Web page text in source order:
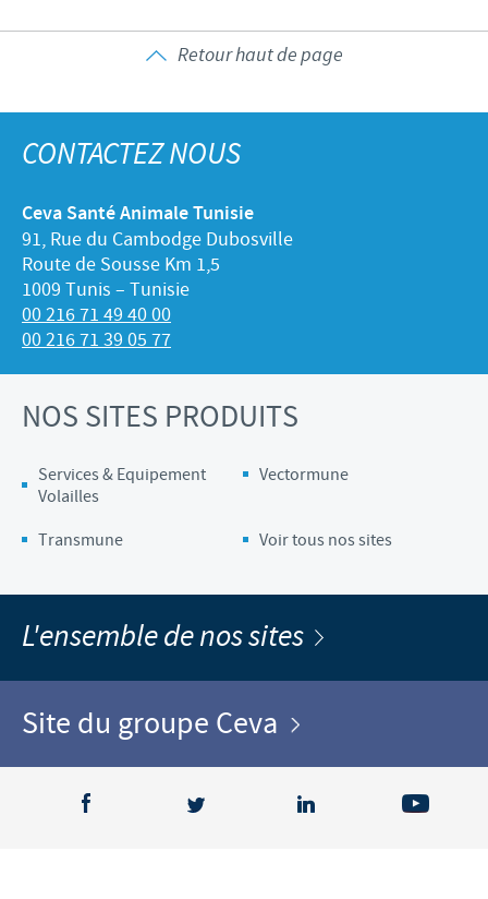
Retour haut de page
CONTACTEZ NOUS
Ceva Santé Animale Tunisie
91, Rue du Cambodge Dubosville
Route de Sousse Km 1,5
1009 Tunis – Tunisie
00 216 71 49 40 00
00 216 71 39 05 77
NOS SITES PRODUITS
Services & Equipement
Volailles
Vectormune
Transmune Voir tous nos sites
L'ensemble de nos sites
Site du groupe Ceva